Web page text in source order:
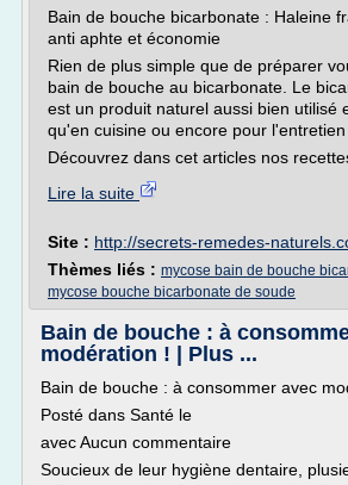
Bain de bouche bicarbonate : Haleine
anti aphte et économie
Rien de plus simple que de préparer
bain de bouche au bicarbonate. Le
est un produit naturel aussi bien utilisé
qu'en cuisine ou encore pour l'entretien
Découvrez dans cet articles nos
Lire la suite
Site : http://secrets-remedes-
Thèmes liés : mycose bain de bouche
mycose bouche bicarbonate de soude
Bain de bouche : à
modération ! | Plus ...
Bain de bouche : à consommer avec
Posté dans Santé le
avec Aucun commentaire
Soucieux de leur hygiène dentaire,